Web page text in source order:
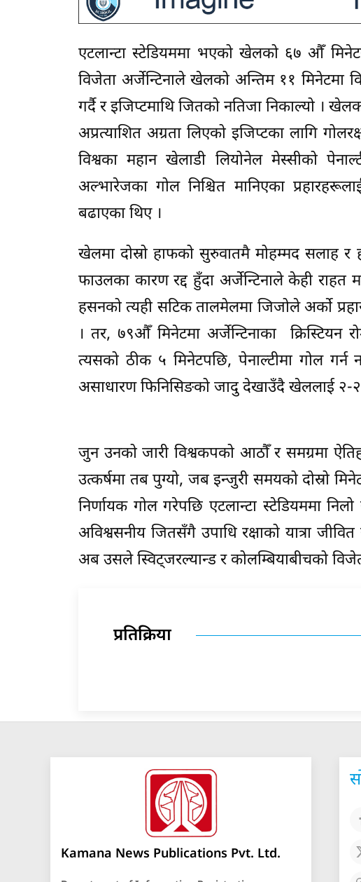
एटलान्टा स्टेडियममा भएको खेलको ६७ औँ
विजेता अर्जेन्टिनाले खेलको अन्तिम ११ मिनेटमा
गर्दै र इजिप्टमाथि जितको नतिजा निकाल्यो ।
अप्रत्याशित अग्रता लिएको इजिप्टका लागि
विश्वका महान खेलाडी लियोनेल मेस्सीको
अल्भारेजका गोल निश्चित मानिएका
बढाएका थिए ।
खेलमा दोस्रो हाफको सुरुवातमै मोहम्मद सलाह
फाउलका कारण रद्द हुँदा अर्जेन्टिनाले केही
हसनको त्यही सटिक तालमेलमा जिजोले अर्को
। तर, ७९औँ मिनेटमा अर्जेन्टिनाका क्रिस्टियन
त्यसको ठीक ५ मिनेटपछि, पेनाल्टीमा गोल
असाधारण फिनिसिङको जादु देखाउँदै खेललाई २-२
जुन उनको जारी विश्वकपको आठौँ र समग्रमा
उत्कर्षमा तब पुग्यो, जब इन्जुरी समयको दोस्रो
निर्णायक गोल गरेपछि एटलान्टा स्टेडियममा
अविश्वसनीय जितसँगै उपाधि रक्षाको यात्रा
अब उसले स्विट्जरल्यान्ड र कोलम्बियाबीचको
प्रतिक्रिया
Kamana News Publications Pvt. Ltd.